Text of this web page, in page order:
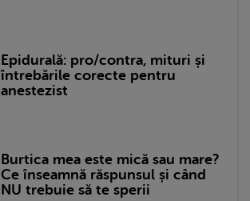
Epidurală: pro/contra, mituri și
întrebările corecte pentru
anestezist
Burtica mea este mică sau mare?
Ce înseamnă răspunsul și când
NU trebuie să te sperii